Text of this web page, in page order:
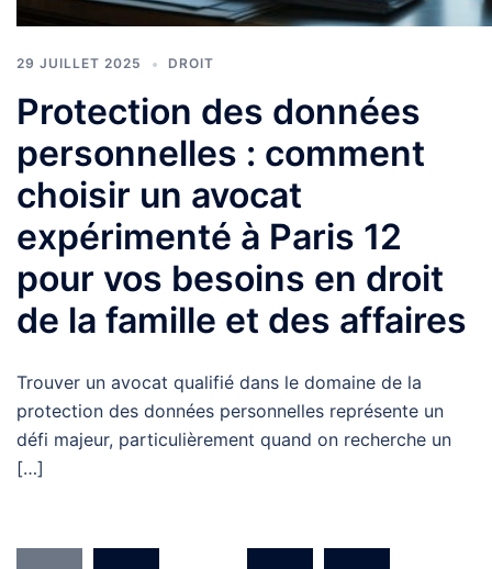
29 JUILLET 2025 DROIT
Protection des données
personnelles : comment
choisir un avocat
expérimenté à Paris 12
pour vos besoins en droit
de la famille et des affaires
Trouver un avocat qualifié dans le domaine de la
protection des données personnelles représente un
défi majeur, particulièrement quand on recherche un
[…]